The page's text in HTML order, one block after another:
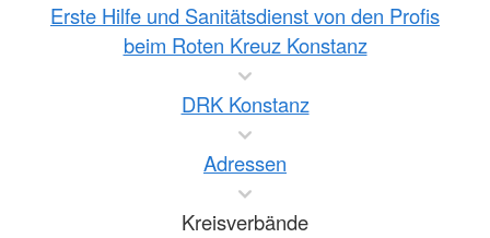
Erste Hilfe und Sanitätsdienst von den Profis
beim Roten Kreuz Konstanz
DRK Konstanz
Adressen
Kreisverbände